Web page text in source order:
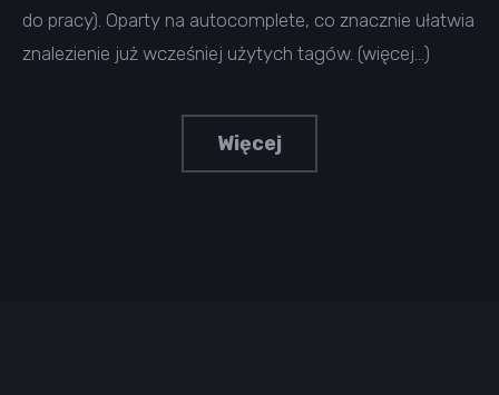
do pracy). Oparty na autocomplete, co znacznie ułatwia
znalezienie już wcześniej użytych tagów. (więcej…)
Więcej